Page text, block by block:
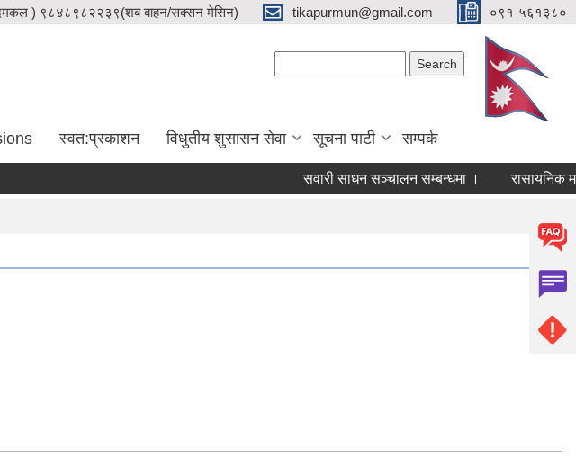
) ९८४८९८२२३९(शब बाहन/सक्सन मेसिन) tikapurmun@gmail.com ०९१-५६१३८०
स्वत:प्रकाशन विधुतीय शुसासन सेवा सूचना पाटी सम्पर्क
सवारी साधन सञ्चालन सम्बन्धमा । रासायनिक